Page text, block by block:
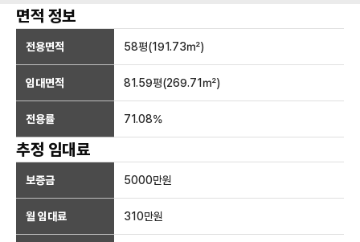
면적 정보
전용면적 58평(191.73㎡)
임대면적 81.59평(269.71㎡)
전용률 71.08%
추정 임대료
보증금 5000만원
월 임대료 310만원